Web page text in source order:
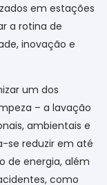
em estações
a rotina de
inovação e
um dos
– a lavação
ambientais e
se reduzir em até
de energia, além
como